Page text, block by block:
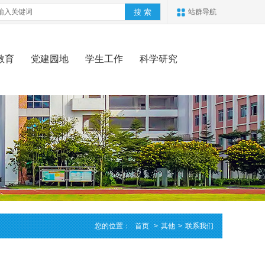
站群导航
育 党建园地 学生工作 科学研究
您的位置： 首页 > 其他 > 联系我们